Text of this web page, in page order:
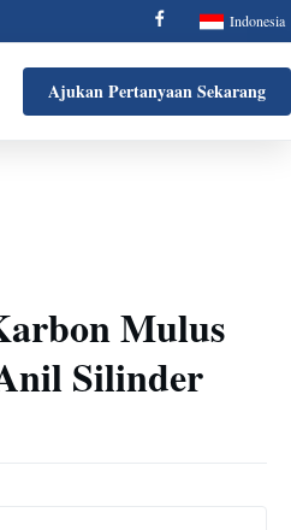
Indonesia
Ajukan Pertanyaan Sekarang
Mulus
Silinder